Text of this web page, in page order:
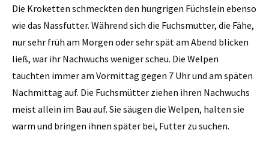
Die Kroketten schmeckten den hungrigen Füchslein ebenso
wie das Nassfutter. Während sich die Fuchsmutter, die Fähe,
nur sehr früh am Morgen oder sehr spät am Abend blicken
ließ, war ihr Nachwuchs weniger scheu. Die Welpen
tauchten immer am Vormittag gegen 7 Uhr und am späten
Nachmittag auf. Die Fuchsmütter ziehen ihren Nachwuchs
meist allein im Bau auf. Sie säugen die Welpen, halten sie
warm und bringen ihnen später bei, Futter zu suchen.